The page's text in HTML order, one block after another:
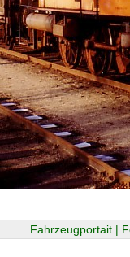
Fahrzeugportait |